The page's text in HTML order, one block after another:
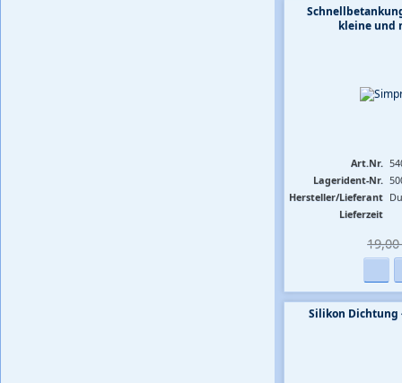
kleine und
Art.Nr.
Lagerident-Nr.
Hersteller/Lieferant
Lieferzeit
19,00
Silikon Dichtung